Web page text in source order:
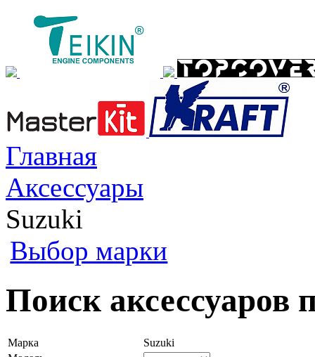
Главная
Аксессуары
Suzuki
Выбор марки
Поиск аксессуаров
Марка
Suzuki